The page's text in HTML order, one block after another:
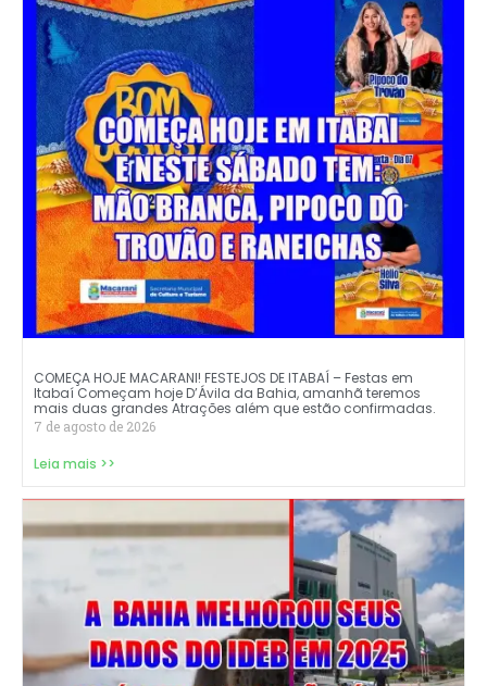
COMEÇA HOJE MACARANI! FESTEJOS DE ITABAÍ – Festas em
Itabaí Começam hoje D’Ávila da Bahia, amanhã teremos
mais duas grandes Atrações além que estão confirmadas.
7 de agosto de 2026
Leia mais >>